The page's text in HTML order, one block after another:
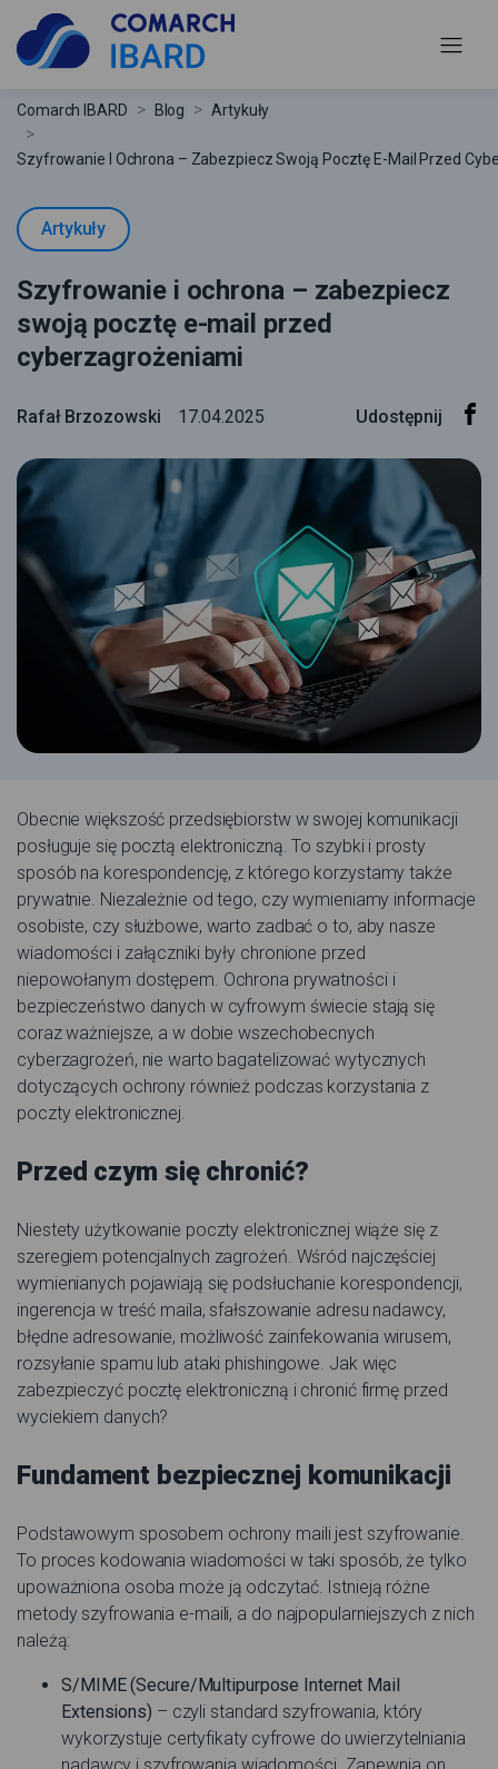
Comarch IBARD Blog Artykuły
Szyfrowanie I Ochrona – Zabezpiecz Swoją Pocztę E-Mail Przed
Artykuły
Szyfrowanie i ochrona – zabezpiecz
swoją pocztę e-mail przed
cyberzagrożeniami
Rafał Brzozowski 17.04.2025 Udostępnij
Obecnie większość przedsiębiorstw w swojej komunikacji
posługuje się pocztą elektroniczną. To szybki i prosty
sposób na korespondencję, z którego korzystamy także
prywatnie. Niezależnie od tego, czy wymieniamy informacje
osobiste, czy służbowe, warto zadbać o to, aby nasze
wiadomości i załączniki były chronione przed
niepowołanym dostępem. Ochrona prywatności i
bezpieczeństwo danych w cyfrowym świecie stają się
coraz ważniejsze, a w dobie wszechobecnych
cyberzagrożeń, nie warto bagatelizować wytycznych
dotyczących ochrony również podczas korzystania z
poczty elektronicznej.
Przed czym się chronić?
Niestety użytkowanie poczty elektronicznej wiąże się z
szeregiem potencjalnych zagrożeń. Wśród najczęściej
wymienianych pojawiają się podsłuchanie korespondencji,
ingerencja w treść maila, sfałszowanie adresu nadawcy,
błędne adresowanie, możliwość zainfekowania wirusem,
rozsyłanie spamu lub ataki phishingowe. Jak więc
zabezpieczyć pocztę elektroniczną i chronić firmę przed
wyciekiem danych?
Fundament bezpiecznej komunikacji
Podstawowym sposobem ochrony maili jest szyfrowanie.
To proces kodowania wiadomości w taki sposób, że tylko
upoważniona osoba może ją odczytać. Istnieją różne
metody szyfrowania e-maili, a do najpopularniejszych z nich
należą:
S/MIME (Secure/Multipurpose Internet Mail
Extensions) – czyli standard szyfrowania, który
wykorzystuje certyfikaty cyfrowe do uwierzytelniania
nadawcy i szyfrowania wiadomości. Zapewnia on